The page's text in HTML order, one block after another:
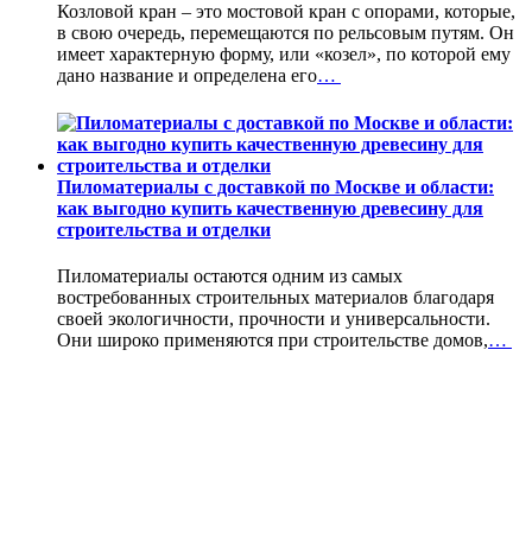
Козловой кран – это мостовой кран с опорами, которые,
в свою очередь, перемещаются по рельсовым путям. Он
имеет характерную форму, или «козел», по которой ему
дано название и определена его…
Пиломатериалы с доставкой по Москве и области:
как выгодно купить качественную древесину для
строительства и отделки
Пиломатериалы остаются одним из самых
востребованных строительных материалов благодаря
своей экологичности, прочности и универсальности.
Они широко применяются при строительстве домов,…